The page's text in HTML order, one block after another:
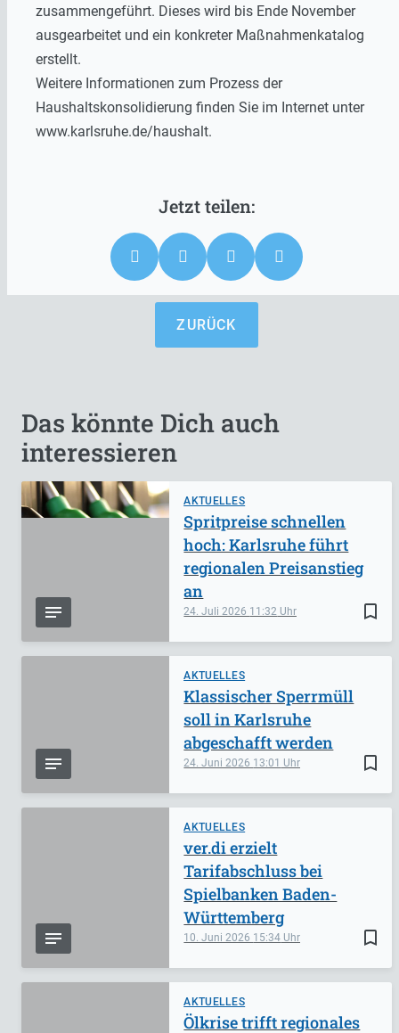
zusammengeführt. Dieses wird bis Ende November
ausgearbeitet und ein konkreter Maßnahmenkatalog
erstellt.
Weitere Informationen zum Prozess der
Haushaltskonsolidierung finden Sie im Internet unter
www.karlsruhe.de/haushalt.
ZURÜCK
Das könnte Dich auch
interessieren
AKTUELLES
bookmark_border
24. Juli 2026 11:32
Spritpreise schnellen
hoch: Karlsruhe führt
regionalen Preisanstieg
an
AKTUELLES
bookmark_border
24. Juni 2026 13:01
Klassischer Sperrmüll
soll in Karlsruhe
abgeschafft werden
AKTUELLES
bookmark_border
10. Juni 2026 15:34
ver.di erzielt
Tarifabschluss bei
Spielbanken Baden-
Württemberg
AKTUELLES
Ölkrise trifft regionales